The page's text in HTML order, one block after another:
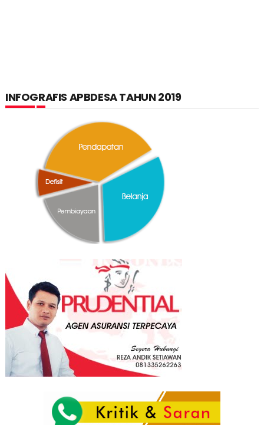
INFOGRAFIS APBDESA TAHUN 2019